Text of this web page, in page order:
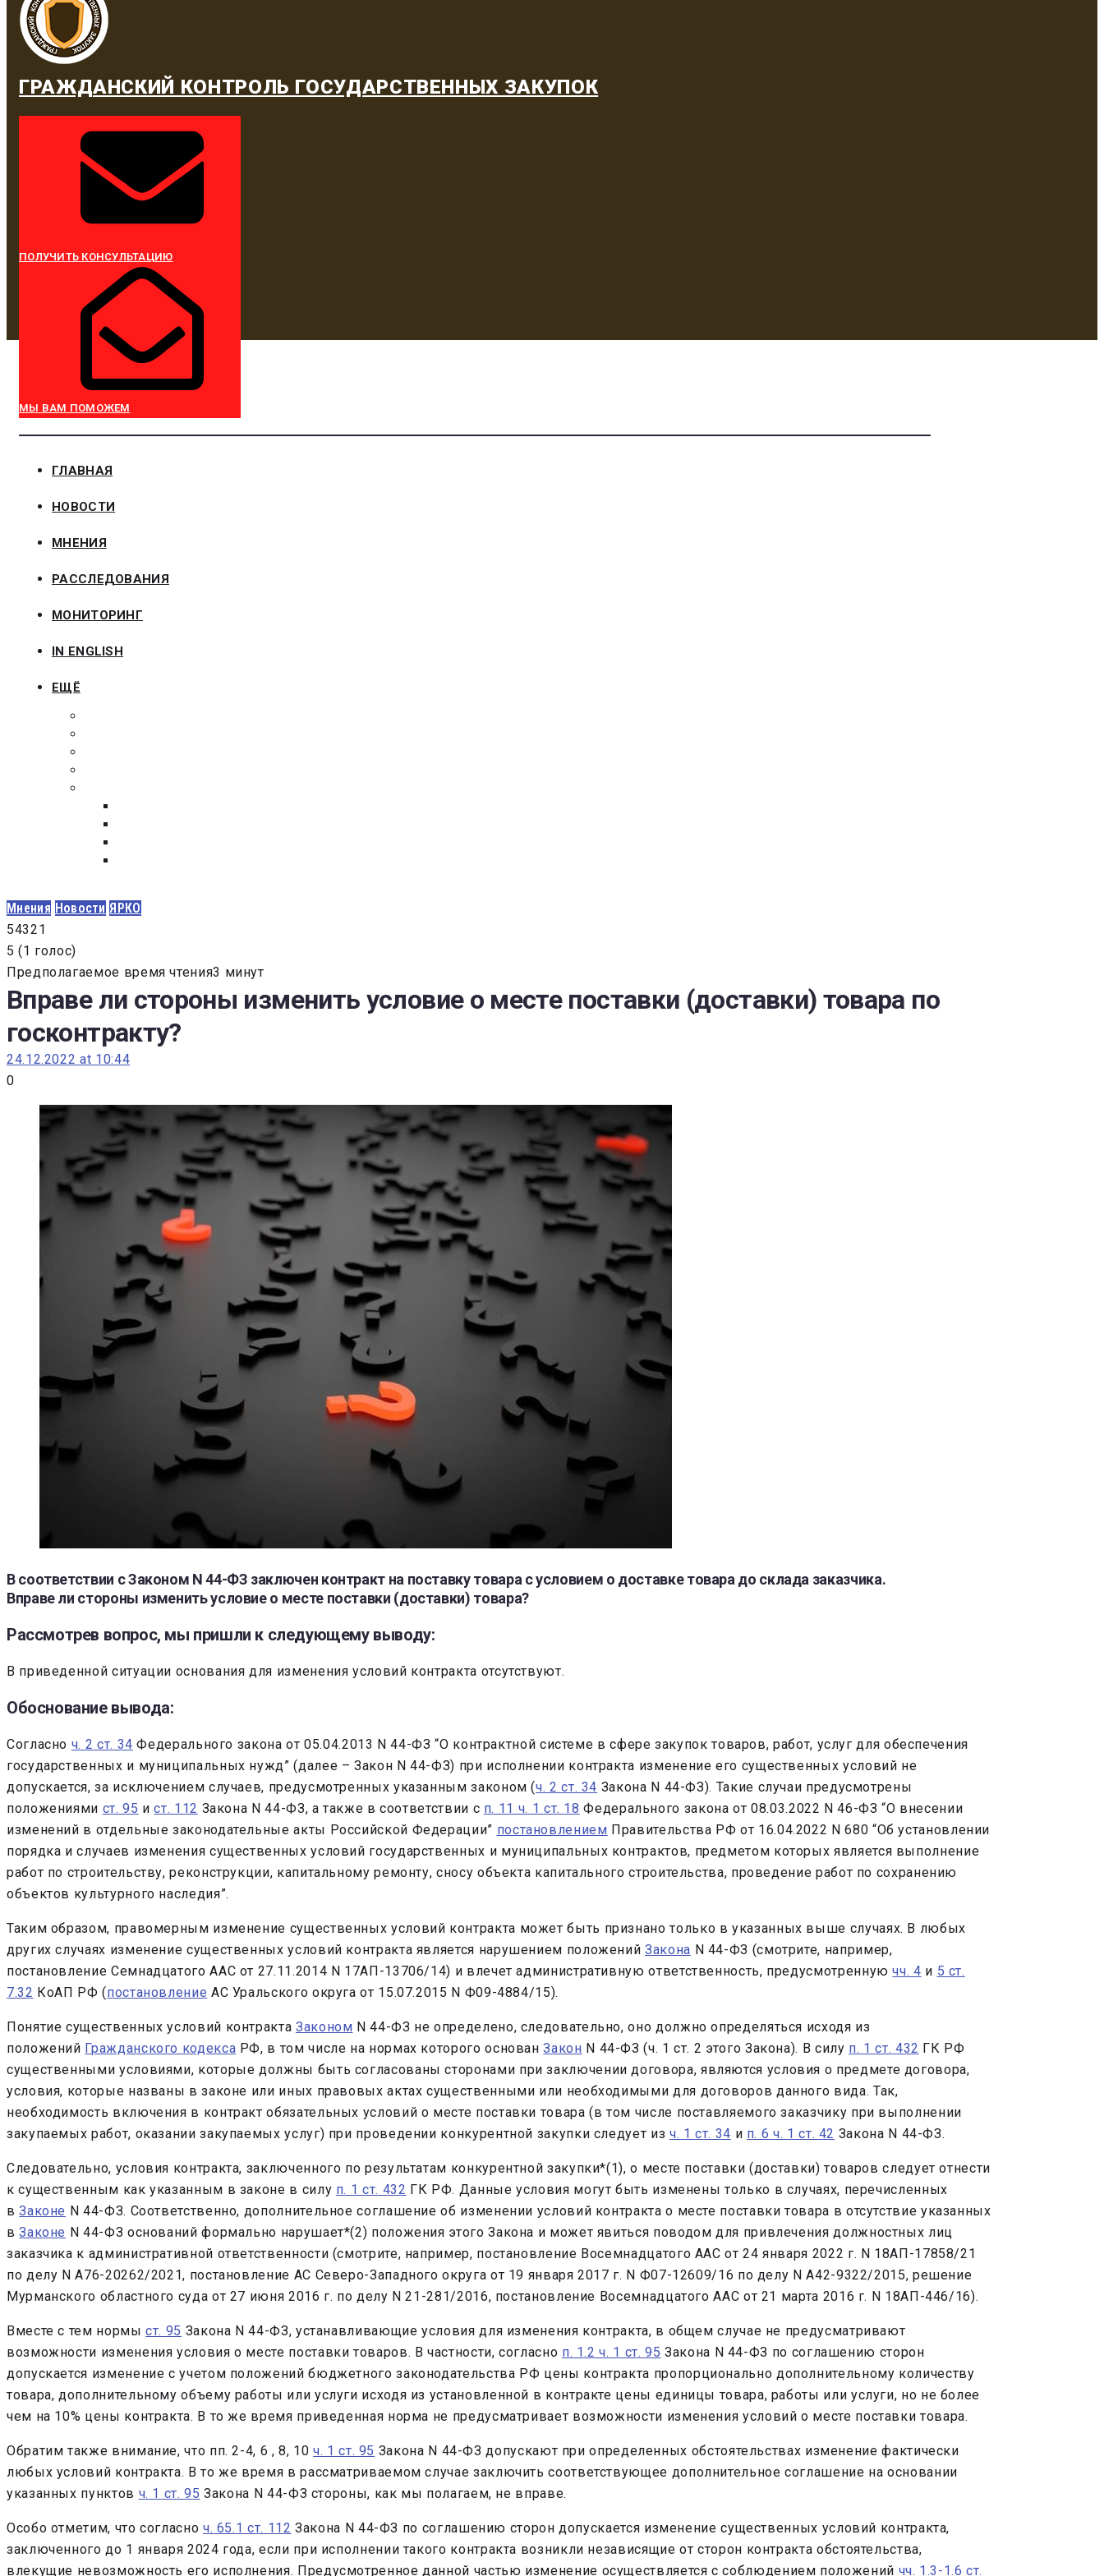
ГРАЖДАНСКИЙ КОНТРОЛЬ ГОСУДАРСТВЕННЫХ ЗАКУПОК
ПОЛУЧИТЬ КОНСУЛЬТАЦИЮ
МЫ ВАМ ПОМОЖЕМ
ГЛАВНАЯ
НОВОСТИ
МНЕНИЯ
РАССЛЕДОВАНИЯ
МОНИТОРИНГ
IN ENGLISH
ЕЩЁ
Мнения Новости ЯРКО
54321
5 (1 голос)
Предполагаемое время чтения3 минут
Вправе ли стороны изменить условие о месте поставки (доставки) товара по
госконтракту?
24.12.2022 at 10:44
0
В соответствии с Законом N 44-ФЗ заключен контракт на поставку товара с условием о доставке товара до склада заказчика.
Вправе ли стороны изменить условие о месте поставки (доставки) товара?
Рассмотрев вопрос, мы пришли к следующему выводу:
В приведенной ситуации основания для изменения условий контракта отсутствуют.
Обоснование вывода:
Согласно ч. 2 ст. 34 Федерального закона от 05.04.2013 N 44-ФЗ “О контрактной системе в сфере закупок товаров, работ, услуг для обеспечения
государственных и муниципальных нужд” (далее – Закон N 44-ФЗ) при исполнении контракта изменение его существенных условий не
допускается, за исключением случаев, предусмотренных указанным законом (ч. 2 ст. 34 Закона N 44-ФЗ). Такие случаи предусмотрены
положениями ст. 95 ист. 112 Закона N 44-ФЗ, а также в соответствии с п. 11 ч. 1 ст. 18 Федерального закона от 08.03.2022 N 46-ФЗ “О внесении
изменений в отдельные законодательные акты Российской Федерации” постановлением Правительства РФ от 16.04.2022 N 680 “Об установлении
порядка и случаев изменения существенных условий государственных и муниципальных контрактов, предметом которых является выполнение
работ по строительству, реконструкции, капитальному ремонту, сносу объекта капитального строительства, проведение работ по сохранению
объектов культурного наследия”.
Таким образом, правомерным изменение существенных условий контракта может быть признано только в указанных выше случаях. В любых
других случаях изменение существенных условий контракта является нарушением положенийЗакона N 44-ФЗ (смотрите, например,
постановление Семнадцатого ААС от 27.11.2014 N 17АП-13706/14) и влечет административную ответственность, предусмотреннуючч. 4 и 5 ст.
7.32 КоАП РФ (постановление АС Уральского округа от 15.07.2015 N Ф09-4884/15).
Понятие существенных условий контракта Законом N 44-ФЗ не определено, следовательно, оно должно определяться исходя из
положений Гражданского кодекса РФ, в том числе на нормах которого основанЗакон N 44-ФЗ (ч. 1 ст. 2 этого Закона). В силу п. 1 ст. 432 ГК РФ
существенными условиями, которые должны быть согласованы сторонами при заключении договора, являются условия о предмете договора,
условия, которые названы в законе или иных правовых актах существенными или необходимыми для договоров данного вида. Так,
необходимость включения в контракт обязательных условий о месте поставки товара (в том числе поставляемого заказчику при выполнении
закупаемых работ, оказании закупаемых услуг) при проведении конкурентной закупки следует из ч. 1 ст. 34 и п. 6 ч. 1 ст. 42 Закона N 44-ФЗ.
Следовательно, условия контракта, заключенного по результатам конкурентной закупки*(1), о месте поставки (доставки) товаров следует отнести
к существенным как указанным в законе в силу п. 1 ст. 432 ГК РФ. Данные условия могут быть изменены только в случаях, перечисленных
вЗаконе N 44-ФЗ. Соответственно, дополнительное соглашение об изменении условий контракта о месте поставки товара в отсутствие указанных
вЗаконе N 44-ФЗ оснований формально нарушает*(2) положения этого Закона и может явиться поводом для привлечения должностных лиц
заказчика к административной ответственности (смотрите, например, постановление Восемнадцатого ААС от 24 января 2022 г. N 18АП-17858/21
по делу N А76-20262/2021, постановление АС Северо-Западного округа от 19 января 2017 г. N Ф07-12609/16 по делу N А42-9322/2015, решение
Мурманского областного суда от 27 июня 2016 г. по делу N 21-281/2016, постановление Восемнадцатого ААС от 21 марта 2016 г. N 18АП-446/16).
Вместе с тем нормыст. 95 Закона N 44-ФЗ, устанавливающие условия для изменения контракта, в общем случае не предусматривают
возможности изменения условия о месте поставки товаров. В частности, согласно п. 1.2 ч. 1 ст. 95 Закона N 44-ФЗ по соглашению сторон
допускается изменение с учетом положений бюджетного законодательства РФ цены контракта пропорционально дополнительному количеству
товара, дополнительному объему работы или услуги исходя из установленной в контракте цены единицы товара, работы или услуги, но не более
чем на 10% цены контракта. В то же время приведенная норма не предусматривает возможности изменения условий о месте поставки товара.
Обратим также внимание, что пп. 2-4, 6 , 8, 10ч. 1 ст. 95 Закона N 44-ФЗ допускают при определенных обстоятельствах изменение фактически
любых условий контракта. В то же время в рассматриваемом случае заключить соответствующее дополнительное соглашение на основании
указанных пунктов ч. 1 ст. 95 Закона N 44-ФЗ стороны, как мы полагаем, не вправе.
Особо отметим, что согласно ч. 65.1 ст. 112 Закона N 44-ФЗ по соглашению сторон допускается изменение существенных условий контракта,
заключенного до 1 января 2024 года, если при исполнении такого контракта возникли независящие от сторон контракта обстоятельства,
влекущие невозможность его исполнения. Предусмотренное данной частью изменение осуществляется с соблюдением положений чч. 1.3-1.6 ст.